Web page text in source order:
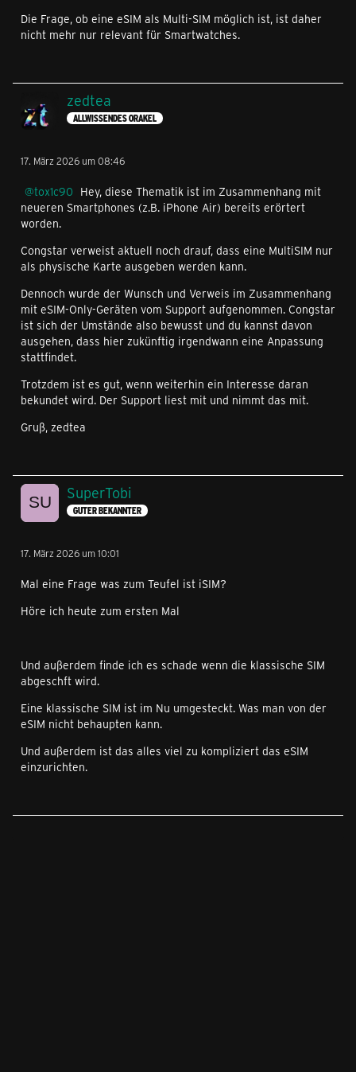
Die Frage, ob eine eSIM als Multi-SIM möglich ist, ist daher
nicht mehr nur relevant für Smartwatches.
zedtea
ALLWISSENDES ORAKEL
17. März 2026 um 08:46
tox1c90 Hey, diese Thematik ist im Zusammenhang mit
neueren Smartphones (z.B. iPhone Air) bereits erörtert
worden.
Congstar verweist aktuell noch drauf, dass eine MultiSIM nur
als physische Karte ausgeben werden kann.
Dennoch wurde der Wunsch und Verweis im Zusammenhang
mit eSIM-Only-Geräten vom Support aufgenommen. Congstar
ist sich der Umstände also bewusst und du kannst davon
ausgehen, dass hier zukünftig irgendwann eine Anpassung
stattfindet.
Trotzdem ist es gut, wenn weiterhin ein Interesse daran
bekundet wird. Der Support liest mit und nimmt das mit.
Gruß, zedtea
SuperTobi
GUTER BEKANNTER
17. März 2026 um 10:01
Mal eine Frage was zum Teufel ist iSIM?
Höre ich heute zum ersten Mal
Und außerdem finde ich es schade wenn die klassische SIM
abgeschft wird.
Eine klassische SIM ist im Nu umgesteckt. Was man von der
eSIM nicht behaupten kann.
Und außerdem ist das alles viel zu kompliziert das eSIM
einzurichten.